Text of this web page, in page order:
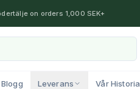
on orders 1,000 SEK+
Blogg Leverans Vår Historia